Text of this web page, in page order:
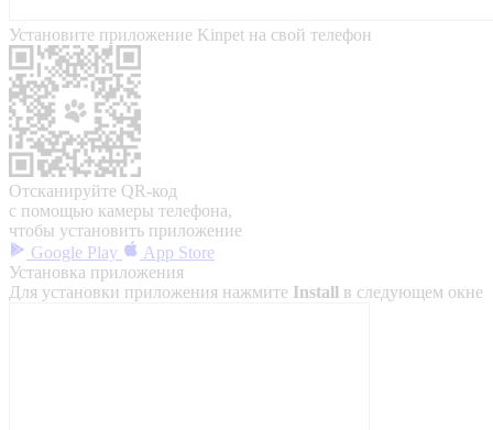
Установите приложение Kinpet на свой телефон
Отсканируйте QR-код
с помощью камеры телефона,
чтобы установить приложение
Google Play
App Store
Установка приложения
Для установки приложения нажмите Install в следующем окне